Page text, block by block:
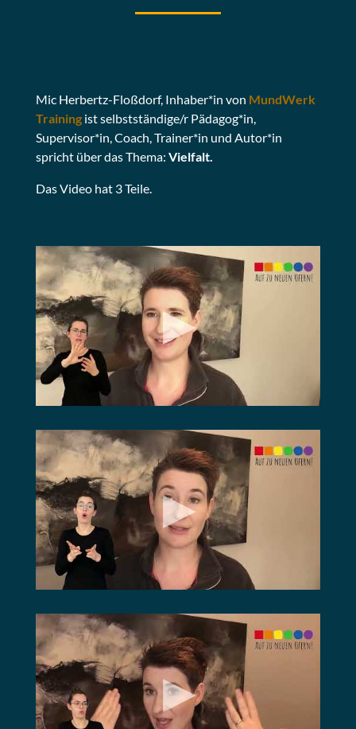
Mic Herbertz-Floßdorf, Inhaber*in von MundWerk
Trainingist selbstständige/r Pädagog*in,
Supervisor*in, Coach, Trainer*in und Autor*in
spricht über das Thema: Vielfalt.
Das Video hat 3 Teile.